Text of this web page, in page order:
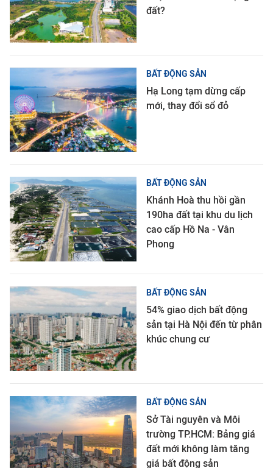
đất?
BẤT ĐỘNG SẢN
Hạ Long tạm dừng cấp
mới, thay đổi sổ đỏ
BẤT ĐỘNG SẢN
Khánh Hoà thu hồi gần
190ha đất tại khu du lịch
cao cấp Hồ Na - Vân
Phong
BẤT ĐỘNG SẢN
54% giao dịch bất động
sản tại Hà Nội đến từ phân
khúc chung cư
BẤT ĐỘNG SẢN
Sở Tài nguyên và Môi
trường TP.HCM: Bảng giá
đất mới không làm tăng
giá bất động sản